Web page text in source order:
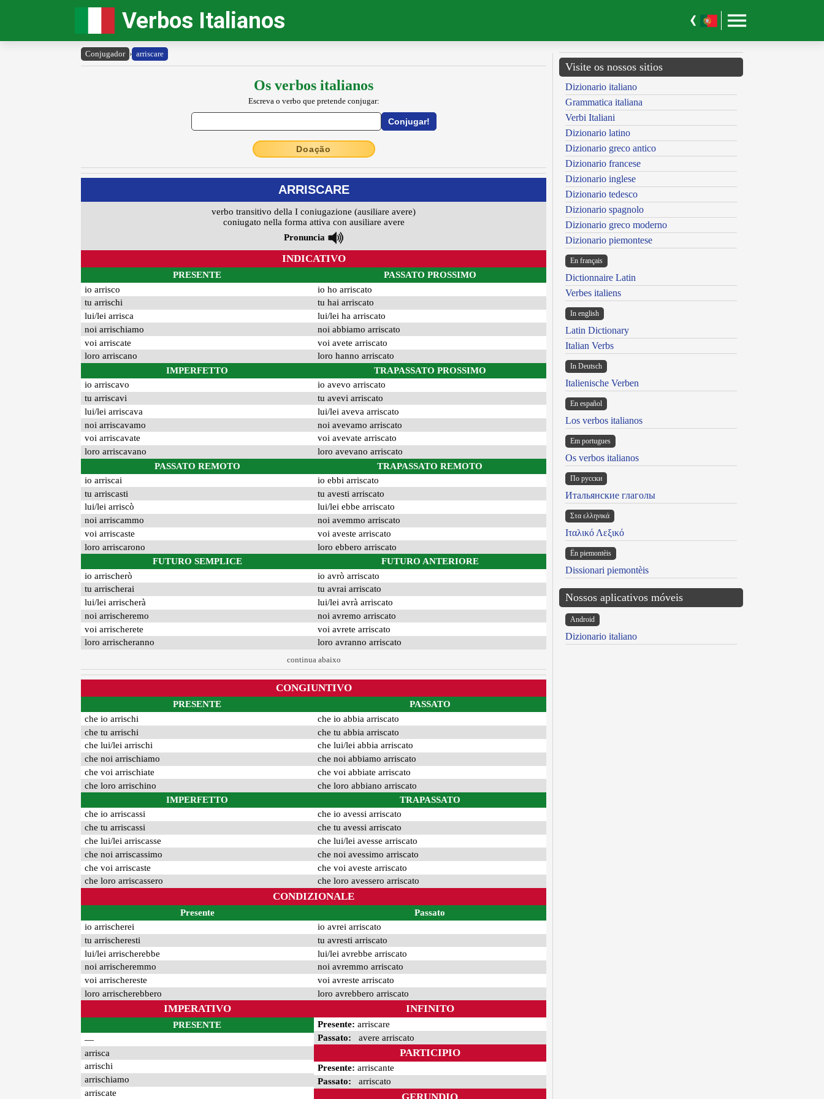
Verbos Italianos
Conjugador › arriscare
Os verbos italianos
Escreva o verbo que pretende conjugar:
Doação
ARRISCARE
verbo transitivo della I coniugazione (ausiliare avere)
coniugato nella forma attiva con ausiliare avere
Pronuncia
INDICATIVO
PRESENTE
io arrisco
tu arrischi
lui/lei arrisca
noi arrischiamo
voi arriscate
loro arriscano
IMPERFETTO
io arriscavo
tu arriscavi
lui/lei arriscava
noi arriscavamo
voi arriscavate
loro arriscavano
PASSATO REMOTO
io arriscai
tu arriscasti
lui/lei arriscò
noi arriscammo
voi arriscaste
loro arriscarono
FUTURO SEMPLICE
io arrischerò
tu arrischerai
lui/lei arrischerà
noi arrischeremo
voi arrischerete
loro arrischeranno
PASSATO PROSSIMO
io ho arriscato
tu hai arriscato
lui/lei ha arriscato
noi abbiamo arriscato
voi avete arriscato
loro hanno arriscato
TRAPASSATO PROSSIMO
io avevo arriscato
tu avevi arriscato
lui/lei aveva arriscato
noi avevamo arriscato
voi avevate arriscato
loro avevano arriscato
TRAPASSATO REMOTO
io ebbi arriscato
tu avesti arriscato
lui/lei ebbe arriscato
noi avemmo arriscato
voi aveste arriscato
loro ebbero arriscato
FUTURO ANTERIORE
io avrò arriscato
tu avrai arriscato
lui/lei avrà arriscato
noi avremo arriscato
voi avrete arriscato
loro avranno arriscato
continua abaixo
CONGIUNTIVO
PRESENTE
che io arrischi
che tu arrischi
che lui/lei arrischi
che noi arrischiamo
che voi arrischiate
che loro arrischino
IMPERFETTO
che io arriscassi
che tu arriscassi
che lui/lei arriscasse
che noi arriscassimo
che voi arriscaste
che loro arriscassero
PASSATO
che io abbia arriscato
che tu abbia arriscato
che lui/lei abbia arriscato
che noi abbiamo arriscato
che voi abbiate arriscato
che loro abbiano arriscato
TRAPASSATO
che io avessi arriscato
che tu avessi arriscato
che lui/lei avesse arriscato
che noi avessimo arriscato
che voi aveste arriscato
che loro avessero arriscato
CONDIZIONALE
Presente
io arrischerei
tu arrischeresti
lui/lei arrischerebbe
noi arrischeremmo
voi arrischereste
loro arrischerebbero
Passato
io avrei arriscato
tu avresti arriscato
lui/lei avrebbe arriscato
noi avremmo arriscato
voi avreste arriscato
loro avrebbero arriscato
IMPERATIVO
PRESENTE
—
arrisca
arrischi
arrischiamo
arriscate
INFINITO
Presente: arriscare
Passato: avere arriscato
PARTICIPIO
Presente: arriscante
Passato: arriscato
GERUNDIO
Visite os nossos sitios
Dizionario italiano
Grammatica italiana
Verbi Italiani
Dizionario latino
Dizionario greco antico
Dizionario francese
Dizionario inglese
Dizionario tedesco
Dizionario spagnolo
Dizionario greco moderno
Dizionario piemontese
En français
Dictionnaire Latin
Verbes italiens
In english
Latin Dictionary
Italian Verbs
In Deutsch
Italienische Verben
En español
Los verbos italianos
Em portugues
Os verbos italianos
По русски
Итальянские глаголы
Στα ελληνικά
Ιταλικό Λεξικό
Ën piemontèis
Dissionari piemontèis
Nossos aplicativos móveis
Android
Dizionario italiano